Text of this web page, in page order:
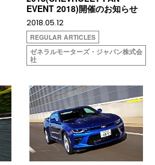
EVENT 2018)開催のお知らせ
2018.05.12
REGULAR ARTICLES
ゼネラルモーターズ・ジャパン株式会
社